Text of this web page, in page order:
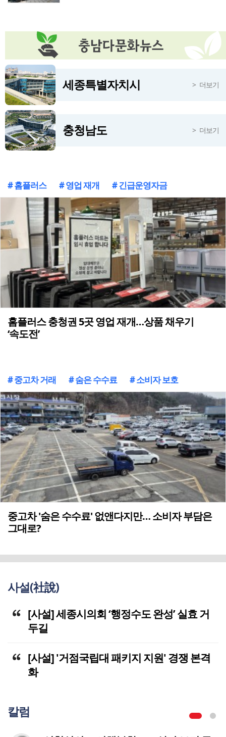
서산시자원봉사센터, '시민 누구나 참여하는 봉사문화 만든다', 신규 봉사자 모집
2시간전
세종특별자치시 더보기
충청남도 더보기
# 홈플러스 # 영업 재개 # 긴급운영자금
홈플러스 충청권 5곳 영업 재개…상품 채우기
‘속도전’
# 중고차 거래 # 숨은 수수료 # 소비자 보호
중고차 '숨은 수수료' 없앤다지만… 소비자 부담은
그대로?
사설(社說)
[사설] 세종시의회 ‘행정수도 완성’ 실효 거
두길
[사설] '거점국립대 패키지 지원' 경쟁 본격
화
칼럼